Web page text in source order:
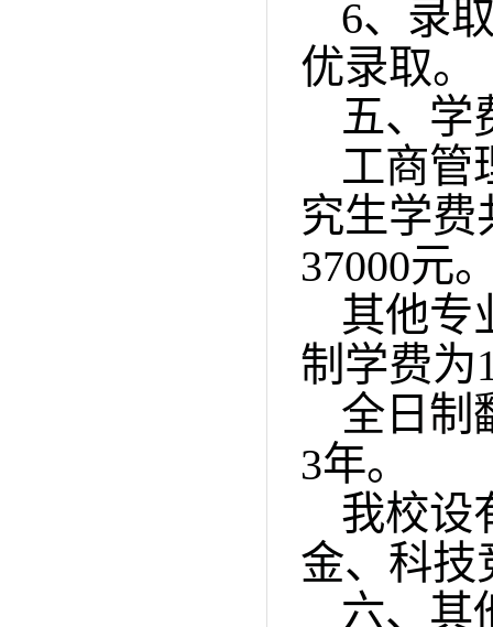
6、录
优录取。
五、学
工商管
究生学费
37000元
其他专
制学费为
全日制
3年。
我校设
金、科技
六、其